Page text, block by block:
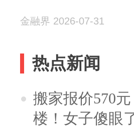
金融界 2026-07-31
热点新闻
搬家报价570
楼！女子傻